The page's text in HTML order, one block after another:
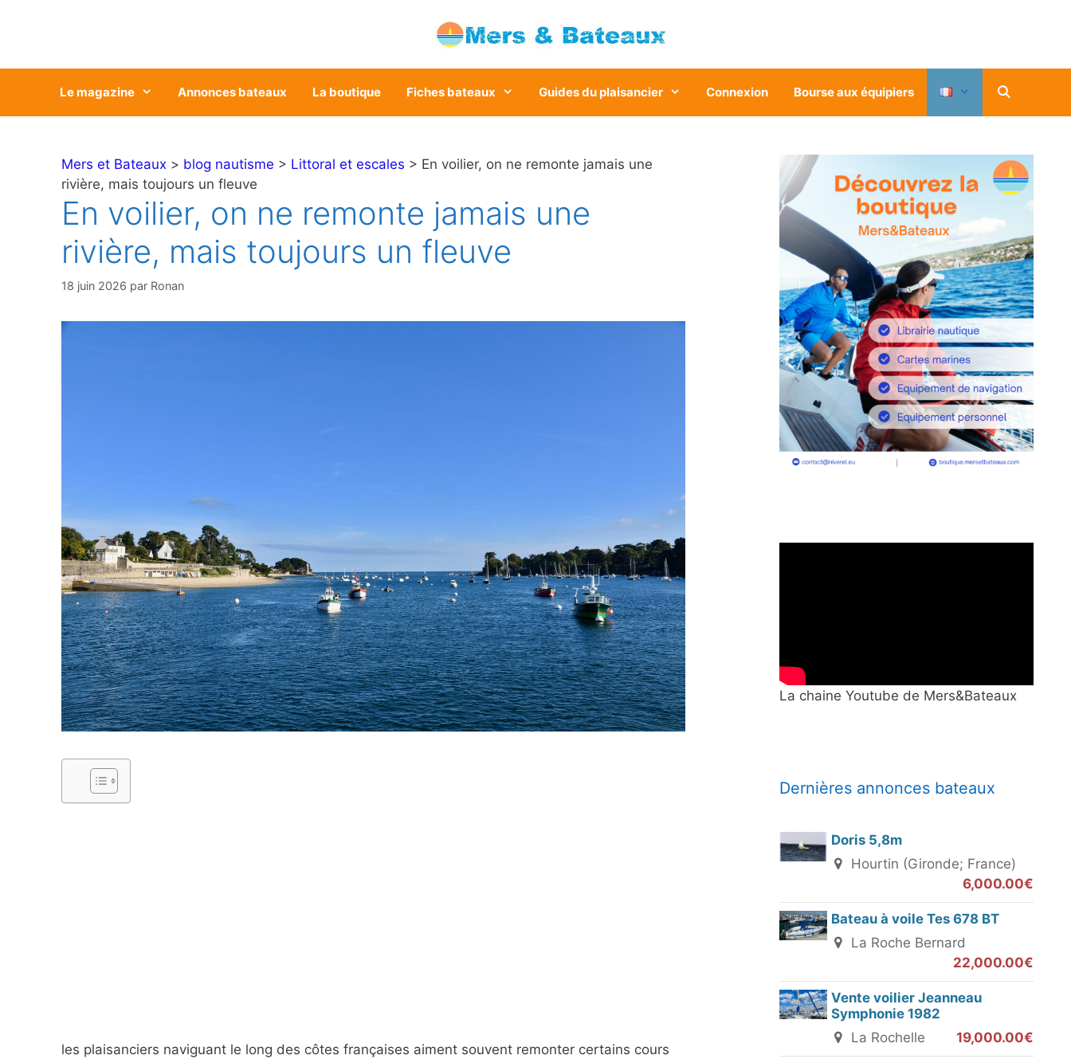
Le magazine Annonces bateaux La boutique Fiches bateaux Guides du plaisancier Connexion Bourse aux équipiers
Mers et Bateaux > blog nautisme > Littoral et escales > En voilier, on ne remonte jamais une
rivière, mais toujours un fleuve
En voilier, on ne remonte jamais une
rivière, mais toujours un fleuve
18 juin 2026 par Ronan
les plaisanciers naviguant le long des côtes françaises aiment souvent remonter certains cours
La chaine Youtube de Mers&Bateaux
Dernières annonces bateaux
Doris 5,8m
Hourtin (Gironde; France)
6,000.00€
Bateau à voile Tes 678 BT
La Roche Bernard
22,000.00€
Vente voilier Jeanneau
Symphonie 1982
La Rochelle
19,000.00€